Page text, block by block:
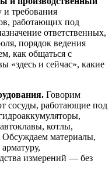
и требования
работающих под
ответственных,
порядок ведения
как общаться с
«здесь и сейчас», какие
Говорим
сосуды, работающие под
котлы,
Обсуждаем материалы,
измерений — без